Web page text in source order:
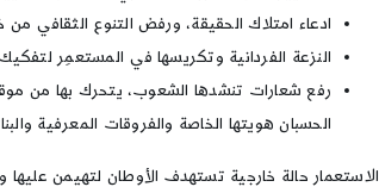
ادعاء امتلاك الحقيقة، ورفض التنوع الثقافي من
النزعة الفردانية وتكريسها في المستعمِر
رفع شعارات تنشدها الشعوب، يتحرك بها من
الحسبان هويتها الخاصة والفروقات المعرفية
الاستعمار حالة خارجية تستهدف الأوطان لتهيمن